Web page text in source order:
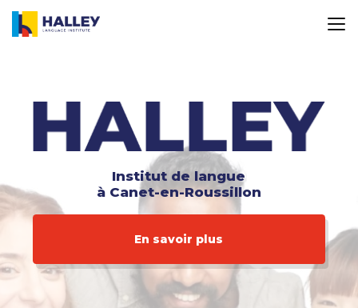
contenu
Institut de langue
à Canet-en-Roussillon
En savoir plus